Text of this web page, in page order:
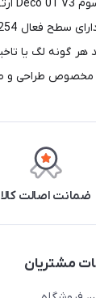
ضمانت اصالت کالا
مشتریان